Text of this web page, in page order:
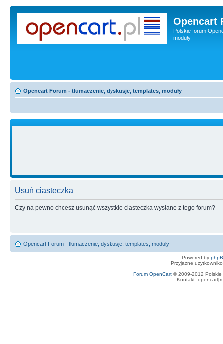
Opencart
Polskie forum
moduły
Opencart Forum - tłumaczenie, dyskusje, templates, moduły
Usuń ciasteczka
Czy na pewno chcesz usunąć wszystkie ciasteczka wysłane z tego forum?
Opencart Forum - tłumaczenie, dyskusje, templates, moduły
Powered by
Przyjazne
Forum OpenCart© 2009-2012 Polskie
Kontakt: